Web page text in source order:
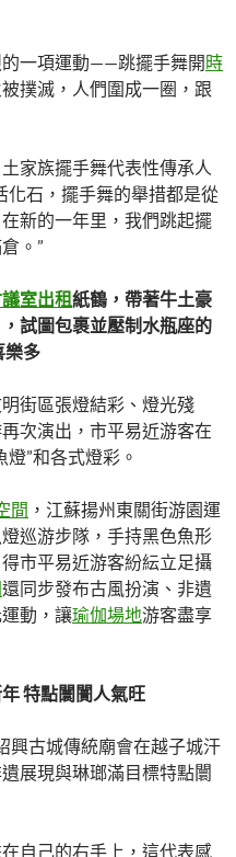
的一項運動——跳擺手舞開時
撲滅，人們圍成一圈，跟
家族擺手舞代表性傳承人
化石，擺手舞的舉措都是從
新的一年里，我們跳起擺
。”
室出租紙鶴，帶著牛土豪
試圖包裹並壓制水瓶座的
樂多
街區張燈結彩、燈光殘
次演出，市平易近游客在
”和各式燈彩。
間 ，江蘇揚州東關街游園運
巡游步隊，手持黑色魚形
市平易近游客紛紜立足攝
還同步發布古風扮演、非遺
動，讓瑜伽場地游客盡享
特點闤闠人氣旺
興古城傳統廟會在越子城汗
展現與琳瑯滿目標特點闤
自己的右手上，這代表感